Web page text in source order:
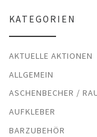
KATEGORIEN
AKTUELLE AKTIONEN
ALLGEMEIN
ASCHENBECHER /
AUFKLEBER
BARZUBEHÖR